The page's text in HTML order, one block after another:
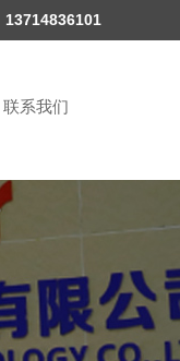
13714836101
联系我们